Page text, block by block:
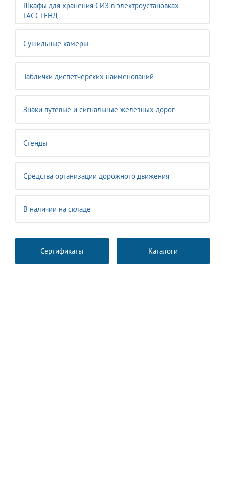
Шкафы для хранения СИЗ в электроустановках
ГАССТЕНД
Сушильные камеры
Таблички диспетчерских наименований
Знаки путевые и сигнальные железных дорог
Стенды
Средства организации дорожного движения
В наличии на складе
Сертификаты Каталоги